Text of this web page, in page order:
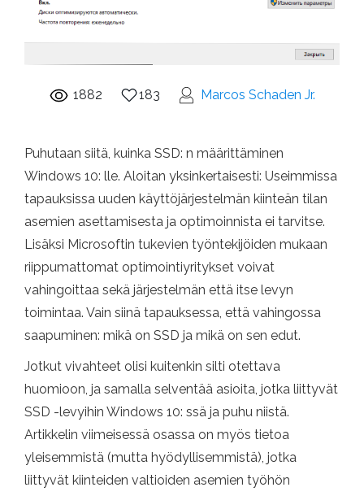
1882 183 Marcos Schaden Jr.
Puhutaan siitä, kuinka SSD: n määrittäminen
Windows 10: lle. Aloitan yksinkertaisesti: Useimmissa
tapauksissa uuden käyttöjärjestelmän kiinteän tilan
asemien asettamisesta ja optimoinnista ei tarvitse.
Lisäksi Microsoftin tukevien työntekijöiden mukaan
riippumattomat optimointiyritykset voivat
vahingoittaa sekä järjestelmän että itse levyn
toimintaa. Vain siinä tapauksessa, että vahingossa
saapuminen: mikä on SSD ja mikä on sen edut.
Jotkut vivahteet olisi kuitenkin silti otettava
huomioon, ja samalla selventää asioita, jotka liittyvät
SSD -levyihin Windows 10: ssä ja puhu niistä.
Artikkelin viimeisessä osassa on myös tietoa
yleisemmistä (mutta hyödyllisemmistä), jotka
liittyvät kiinteiden valtioiden asemien työhön